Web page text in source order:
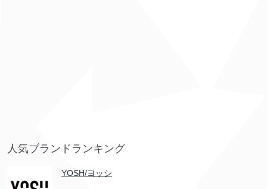
人気ブランドランキング
YOSH/ヨッシ